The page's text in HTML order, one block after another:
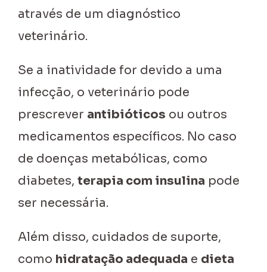
através de um diagnóstico
veterinário.
Se a inatividade for devido a uma
infecção, o veterinário pode
prescrever antibióticos ou outros
medicamentos específicos. No caso
de doenças metabólicas, como
diabetes, terapia com insulina pode
ser necessária.
Além disso, cuidados de suporte,
como hidratação adequada e dieta